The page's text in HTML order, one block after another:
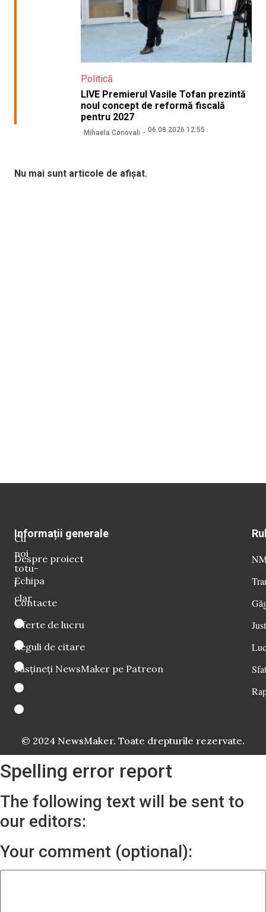
Politică
LIVE Premierul Vasile Tofan prezintă
noul concept de reformă fiscală
pentru 2027
Mihaela Conovali 06.08.2026 12:55
Nu mai sunt articole de afișat.
Cu
noi
totu-
i
clar
Informații generale
Despre proiect
Echipa
Contacte
Oferte de lucru
Reguli de citare
Susțineți NewsMaker pe Patreon
© 2024 NewsMaker. Toate drepturile rezervate.
Spelling error report
The following text will be sent to
our editors:
Your comment (optional):